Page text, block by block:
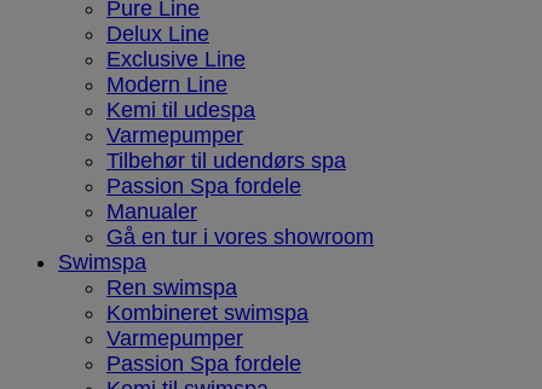
Pure Line
Delux Line
Exclusive Line
Modern Line
Kemi til udespa
Varmepumper
Tilbehør til udendørs spa
Passion Spa fordele
Manualer
Gå en tur i vores showroom
Swimspa
Ren swimspa
Kombineret swimspa
Varmepumper
Passion Spa fordele